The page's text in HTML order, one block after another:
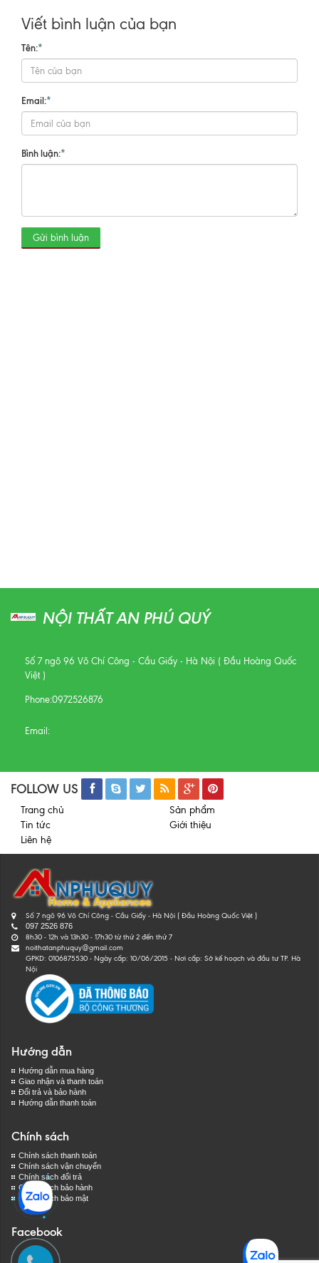
Viết bình luận của bạn
Tên:*
Email:*
Bình luận:*
Gửi bình luận
NỘI THẤT AN PHÚ QUÝ
Số 7 ngõ 96 Võ Chí Công - Cầu Giấy - Hà Nội ( Đầu Hoàng Quốc
Việt )
Phone:0972526876
Email:
FOLLOW US
Trang chủ
Sản phẩm
Tin tức
Giới thiệu
Liên hệ
Số 7 ngõ 96 Võ Chí Công - Cầu Giấy - Hà Nội ( Đầu Hoàng Quốc Việt )
097 2526 876
8h30 - 12h và 13h30 - 17h30 từ thứ 2 đến thứ 7
noithatanphuquy@gmail.com
GPKD: 0106875530 - Ngày cấp: 10/06/2015 - Nơi cấp: Sở kế hoạch và đầu tư TP. Hà
Nội
Hướng dẫn
Hướng dẫn mua hàng
Giao nhận và thanh toán
Đổi trả và bảo hành
Hướng dẫn thanh toán
Chính sách
Chính sách thanh toán
Chính sách vận chuyển
Chính sách đổi trả
Chính sách bảo hành
Chính sách bảo mật
Facebook